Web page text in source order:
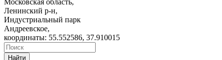
Московская область,
Ленинский р-н,
Индустриальный парк
Андреевское,
координаты: 55.552586, 37.910015
Найти